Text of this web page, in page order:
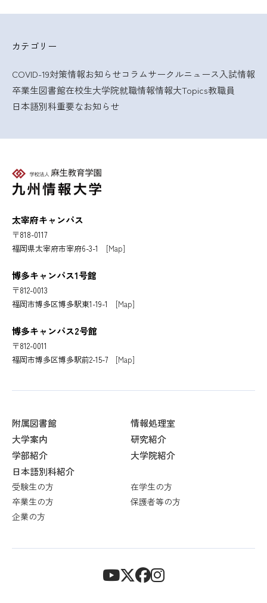
カテゴリー
COVID-19対策情報お知らせコラムサークルニュース入試情報
卒業生図書館在校生大学院就職情報情報大Topics教職員
日本語別科重要なお知らせ
太宰府キャンパス
〒818-0117
福岡県太宰府市宰府6-3-1 [Map]
博多キャンパス1号館
〒812-0013
福岡市博多区博多駅東1-19-1 [Map]
博多キャンパス2号館
〒812-0011
福岡市博多区博多駅前2-15-7 [Map]
附属図書館
情報処理室
大学案内
研究紹介
学部紹介
大学院紹介
日本語別科紹介
受験生の方
在学生の方
卒業生の方
保護者等の方
企業の方